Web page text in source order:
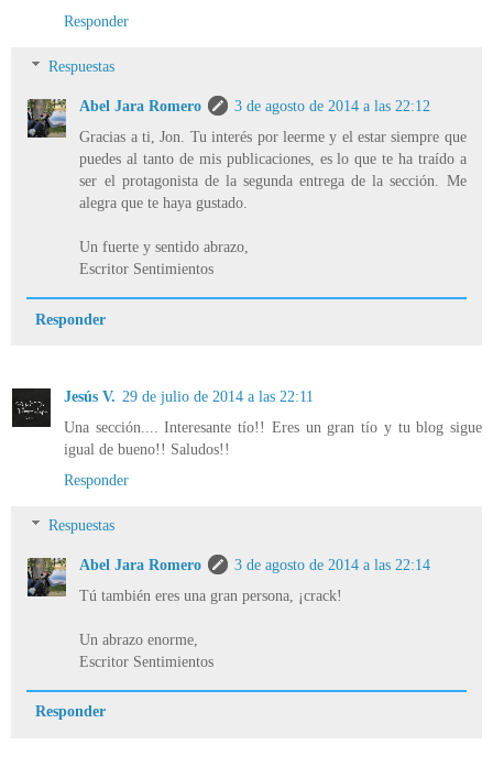
Responder
Respuestas
Abel Jara Romero
3 de agosto de 2014 a las 22:12
Gracias a ti, Jon. Tu interés por leerme y el estar siempre que
puedes al tanto de mis publicaciones, es lo que te ha traído a
ser el protagonista de la segunda entrega de la sección. Me
alegra que te haya gustado.
Un fuerte y sentido abrazo,
Escritor Sentimientos
Responder
Jesús V. 29 de julio de 2014 a las 22:11
Una sección.... Interesante tío!! Eres un gran tío y tu blog sigue
igual de bueno!! Saludos!!
Responder
Respuestas
Abel Jara Romero
3 de agosto de 2014 a las 22:14
Tú también eres una gran persona, ¡crack!
Un abrazo enorme,
Escritor Sentimientos
Responder